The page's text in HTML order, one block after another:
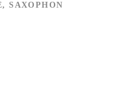
,SAXOPHON